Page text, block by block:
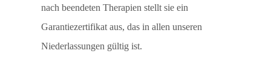
nach beendeten Therapien stellt sie ein
Garantiezertifikat aus, das in allen unseren
Niederlassungen gültig ist.